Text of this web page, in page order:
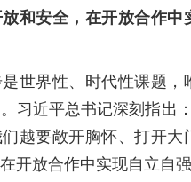
和安全，在开放合作中
界性、时代性课题，
习近平总书记深刻指出
越要敞开胸怀、打开大
开放合作中实现自立自